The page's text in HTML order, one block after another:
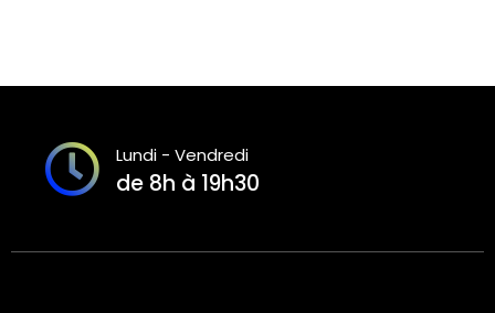
Lundi - Vendredi
de 8h à 19h30